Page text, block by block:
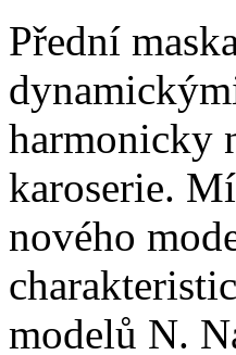
Přední
harmonicky
karoserie.
nového
modelů N.